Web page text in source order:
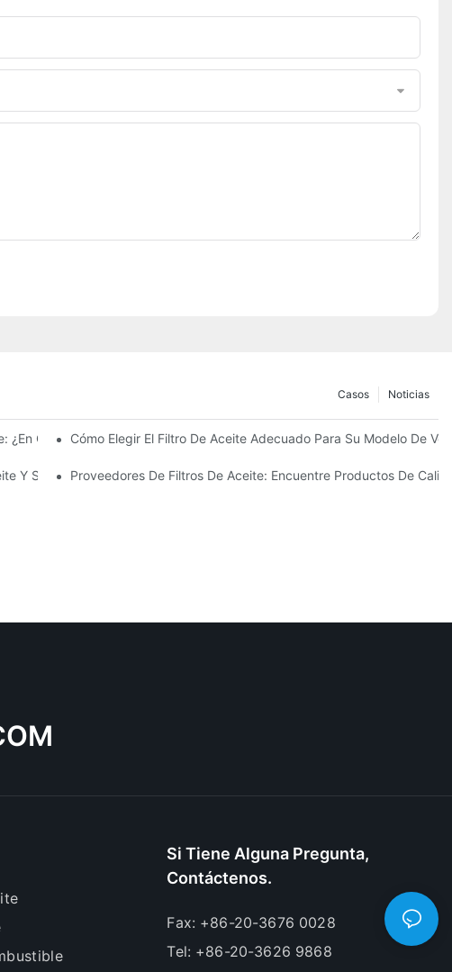
Noticias
Casos
¿En Quién Confiar?Cómo Elegir El Filtro De Aceite Adecuado Para Su Modelo De
Y Sus Innovaciones
Proveedores De Filtros De Aceite: Encuentre Productos De
Si Tiene Alguna Pregunta,
Contáctenos.
Fax: +86-20-3676 0028
Tel: +86-20-3626 9868